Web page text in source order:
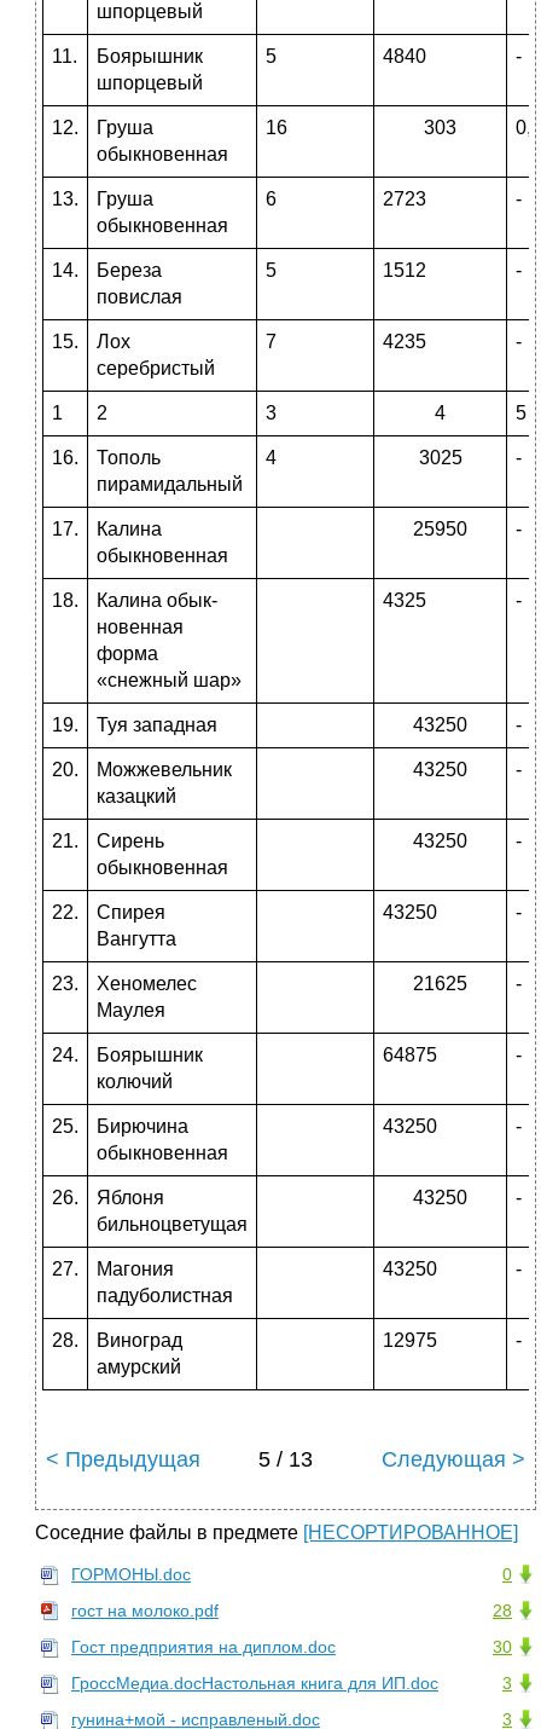
шпорцевый
11.
Боярышник
шпорцевый
5 4840 -
12.
Груша
обыкновенная
16 303
13.
Груша
обыкновенная
6 2723 -
14.
Береза
повислая
5 1512 -
15.
Лох
серебристый
7 4235 -
1 2 3 4 5
16.
Тополь
пирамидальный
4 3025 -
17.
Калина
обыкновенная
25950 -
18.
Калина обык-
новенная
форма
«снежный шар»
4325 -
19. Туя западная 43250 -
20.
Можжевельник
казацкий
43250 -
21.
Сирень
обыкновенная
43250 -
22.
Спирея
Вангутта
43250 -
23.
Хеномелес
Маулея
21625 -
24.
Боярышник
колючий
64875 -
25.
Бирючина
обыкновенная
43250 -
26.
Яблоня
бильноцветущая
43250 -
27.
Магония
падуболистная
43250 -
28.
Виноград
амурский
12975 -
< Предыдущая 5 / 13 Следующая >
Соседние файлы в предмете [НЕСОРТИРОВАННОЕ]
0
ГОРМОНЫ.doc
28
гост на молоко.pdf
30
Гост предприятия на диплом.doc
3
ГроссМедиа.docНастольная книга для ИП.doc
3
гунина+мой - исправленый.doc